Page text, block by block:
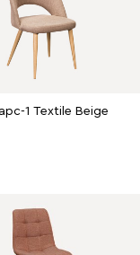
1 Textile Beige